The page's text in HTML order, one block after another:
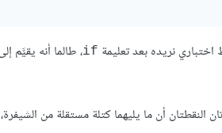
نريده بعد تعليمة if، طالما أنه يقيَّم
النقطتان أن ما يليهما كتلة مستقلة من